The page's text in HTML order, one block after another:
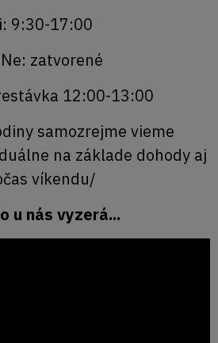
9:30-17:00
zatvorené
12:00-13:00
samozrejme vieme
na základe dohody aj
víkendu/
u nás vyzerá...